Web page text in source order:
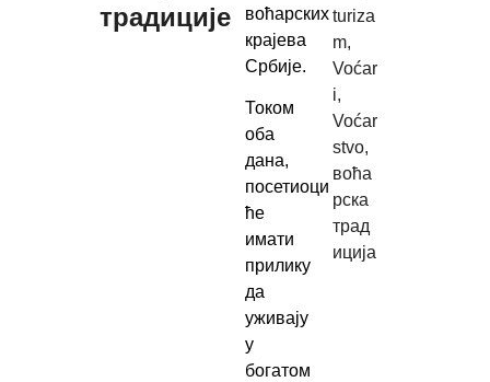
традиције
воћарских
крајева
Србије.
Током
оба
дана,
посетиоци
ће
имати
прилику
да
уживају
у
богатом
turiza
m,
Voćar
i,
Voćar
stvo,
воћа
рска
трад
иција